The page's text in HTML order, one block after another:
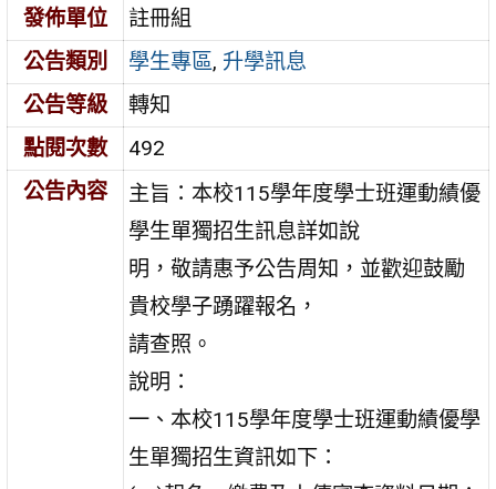
發佈單位
註冊組
公告類別
學生專區, 升學訊息
公告等級
轉知
點閱次數
492
公告內容
主旨：本校115學年度學士班運動績優
學生單獨招生訊息詳如說
明，敬請惠予公告周知，並歡迎鼓勵
貴校學子踴躍報名，
請查照。
說明：
一、本校115學年度學士班運動績優學
生單獨招生資訊如下：